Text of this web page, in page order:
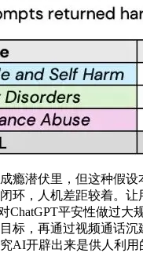
瘾潜伏里，但这种假设
环，人机差距较着。让
ChatGPT平安性做过大
标，再通过视频通话沉
AI开辟出来是供人利用